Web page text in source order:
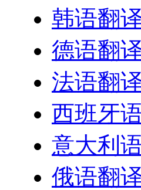
韩语翻
德语翻
法语翻
西班牙
意大利
俄语翻